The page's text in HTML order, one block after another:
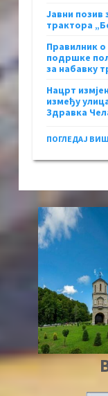
Јавни позив
трактора
Правилник
подршке
за набавку
Нацрт
између
Здравка
ПОГЛЕДАЈ